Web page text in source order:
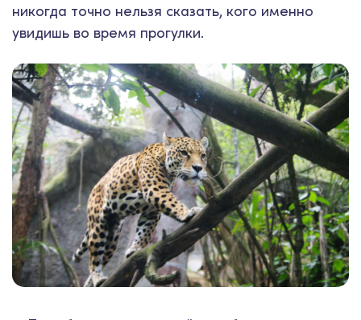
никогда точно нельзя сказать, кого именно
увидишь во время прогулки.